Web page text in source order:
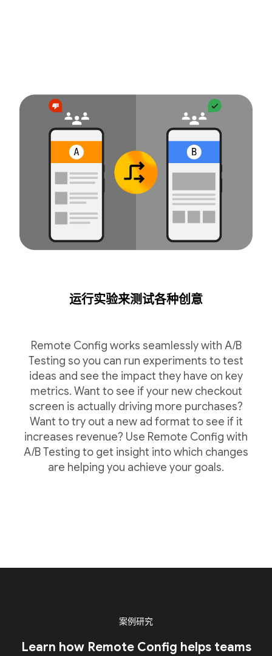
运行实验来测试各种创意
Remote Config works seamlessly with A/B
Testing so you can run experiments to test
ideas and see the impact they have on key
metrics. Want to see if your new checkout
screen is actually driving more purchases?
Want to try out a new ad format to see if it
increases revenue? Use Remote Config with
A/B Testing to get insight into which changes
are helping you achieve your goals.
案例研究
Learn how Remote Config helps teams